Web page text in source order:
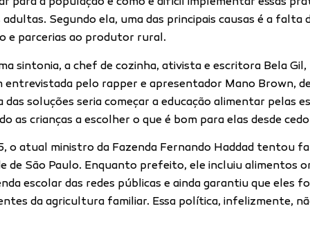
para a população e como é difícil implementar essas
adultas. Segundo ela, uma das principais causas é a falta
e parcerias ao produtor rural.
sintonia, a chef de cozinha, ativista e escritora Bela Gil,
entrevistada pelo rapper e apresentador Mano Brown,
das soluções seria começar a educação alimentar pelas
as crianças a escolher o que é bom para elas desde
o atual ministro da Fazenda Fernando Haddad tentou
de São Paulo. Enquanto prefeito, ele incluiu alimentos
escolar das redes públicas e ainda garantiu que eles
da agricultura familiar. Essa política, infelizmente,